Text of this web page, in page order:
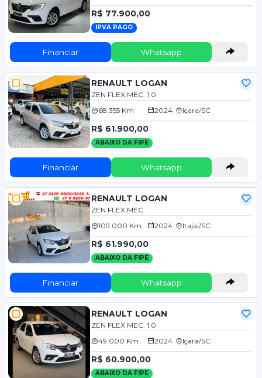
R$ 77.900,00
IPVA PAGO
Financiar Whatsapp
RENAULT LOGAN
ZEN FLEX MEC. 1.0
68.355 Km
2024 Içara/SC
R$ 61.900,00
ABAIXO DA FIPE
Financiar Whatsapp
RENAULT LOGAN
ZEN FLEX MEC.
109.000 Km
2024 Itajaí/SC
R$ 61.990,00
ABAIXO DA FIPE
Financiar Whatsapp
RENAULT LOGAN
ZEN FLEX MEC. 1.0
49.000 Km
2024 Içara/SC
R$ 60.900,00
ABAIXO DA FIPE